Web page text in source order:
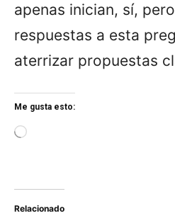
apenas inician, sí,
respuestas a esta
aterrizar propuestas
Me gusta esto:
g
Relacionado